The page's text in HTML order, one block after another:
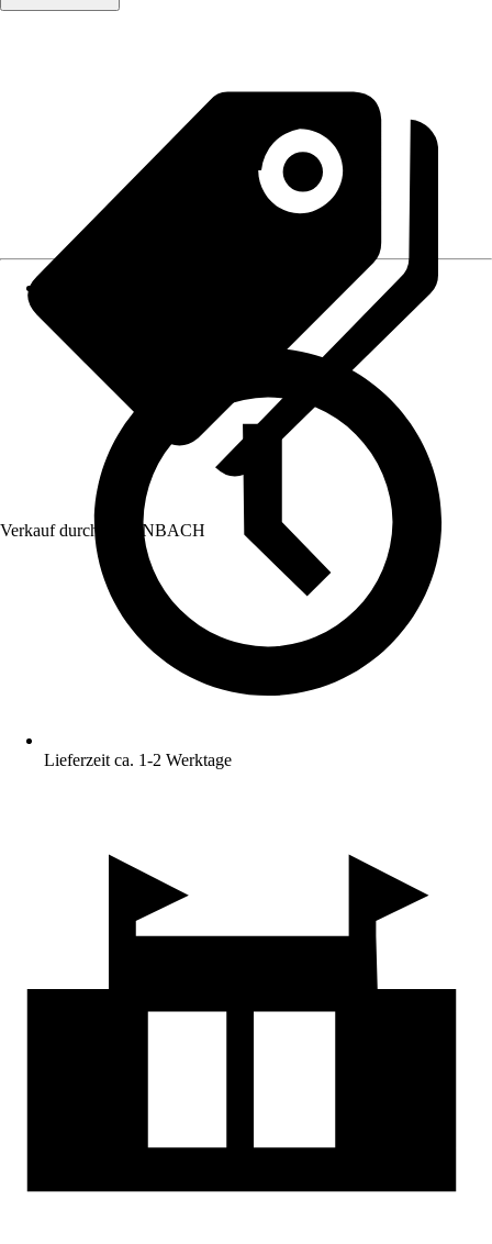
Verkauf durch: HORNBACH
Lieferzeit ca. 1-2 Werktage